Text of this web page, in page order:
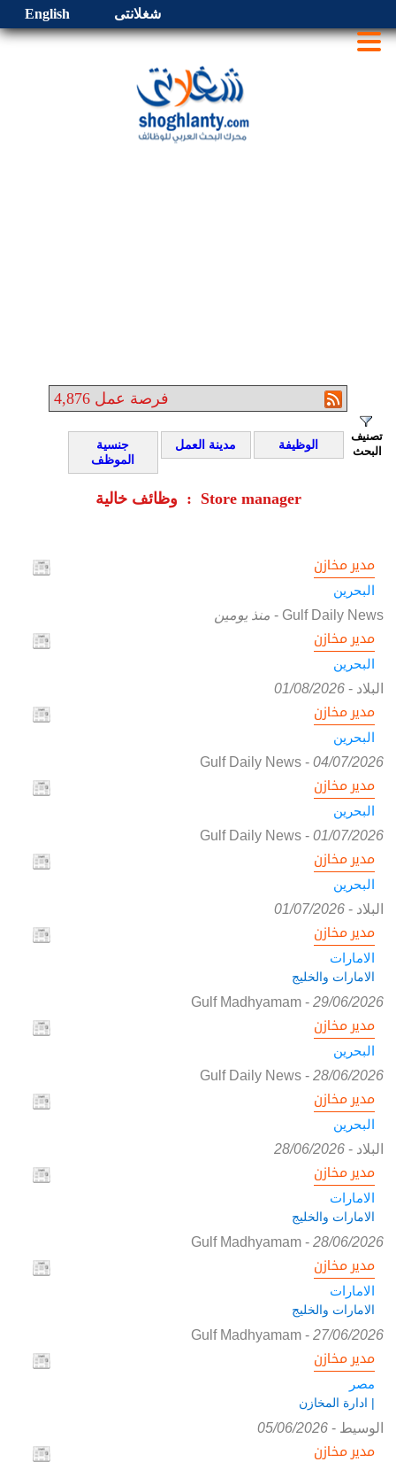
شغلانتى English
4,876 فرصة عمل
تصنيف
البحث
الوظيفة مدينة العمل
جنسية
الموظف
وظائف خالية : Store manager
مدير مخازن
البحرين
Gulf Daily News
- منذ يومين
مدير مخازن
البحرين
البلاد -
01/08/2026
مدير مخازن
البحرين
Gulf Daily News- 04/07/2026
مدير مخازن
البحرين
Gulf Daily News- 01/07/2026
مدير مخازن
البحرين
البلاد -
01/07/2026
مدير مخازن
الامارات
الامارات والخليج
Gulf Madhyamam- 29/06/2026
مدير مخازن
البحرين
Gulf Daily News- 28/06/2026
مدير مخازن
البحرين
البلاد -
28/06/2026
مدير مخازن
الامارات
الامارات والخليج
Gulf Madhyamam- 28/06/2026
مدير مخازن
الامارات
الامارات والخليج
Gulf Madhyamam- 27/06/2026
مدير مخازن
مصر
| ادارة المخازن
الوسيط -
05/06/2026
مدير مخازن